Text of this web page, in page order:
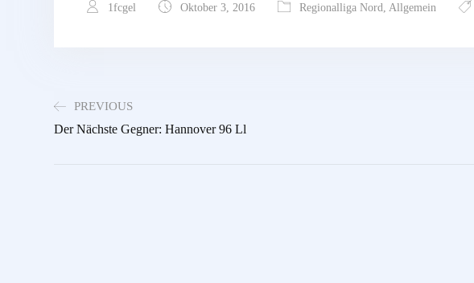
1fcgel Oktober 3, 2016 Regionalliga Nord, Allgemein
PREVIOUS
Der Nächste Gegner: Hannover 96 Ll